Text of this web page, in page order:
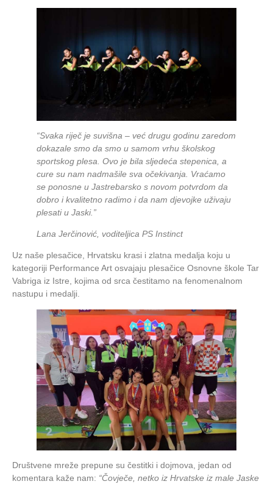
“Svaka riječ je suvišna – već drugu godinu zaredom
dokazale smo da smo u samom vrhu školskog
sportskog plesa. Ovo je bila sljedeća stepenica, a
cure su nam nadmašile sva očekivanja. Vraćamo
se ponosne u Jastrebarsko s novom potvrdom da
dobro i kvalitetno radimo i da nam djevojke uživaju
plesati u Jaski.”
Lana Jerčinović, voditeljica PS Instinct
Uz naše plesačice, Hrvatsku krasi i zlatna medalja koju u
kategoriji Performance Art osvajaju plesačice Osnovne škole Tar
Vabriga iz Istre, kojima od srca čestitamo na fenomenalnom
nastupu i medalji.
Društvene mreže prepune su čestitki i dojmova, jedan od
komentara kaže nam: “Čovječe, netko iz Hrvatske iz male Jaske